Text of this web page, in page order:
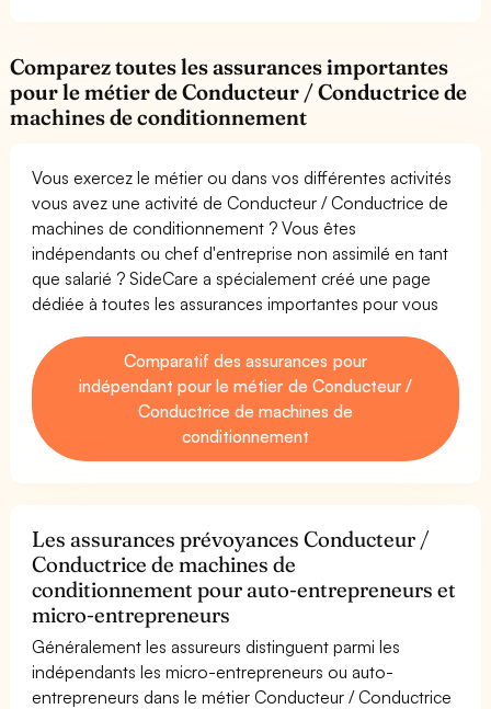
Comparez toutes les assurances importantes
pour le métier de Conducteur / Conductrice de
machines de conditionnement
Vous exercez le métier ou dans vos différentes activités
vous avez une activité de Conducteur / Conductrice de
machines de conditionnement ? Vous êtes
indépendants ou chef d'entreprise non assimilé en tant
que salarié ? SideCare a spécialement créé une page
dédiée à toutes les assurances importantes pour vous
Comparatif des assurances pour
indépendant pour le métier de Conducteur /
Conductrice de machines de
conditionnement
Les assurances prévoyances Conducteur /
Conductrice de machines de
conditionnement pour auto-entrepreneurs et
micro-entrepreneurs
Généralement les assureurs distinguent parmi les
indépendants les micro-entrepreneurs ou auto-
entrepreneurs dans le métier Conducteur / Conductrice